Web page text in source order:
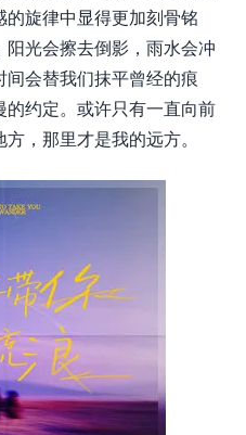
旋律中显得更加刻骨铭
光会擦去倒影，雨水会冲
会替我们抹平曾经的痕
约定。或许只有一直向前
，那里才是我的远方。